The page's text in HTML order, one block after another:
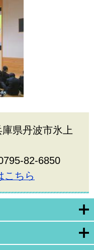
県丹波市氷上
82-6850
こちら